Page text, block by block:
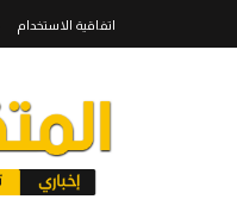
اتفاقية الاستخدام